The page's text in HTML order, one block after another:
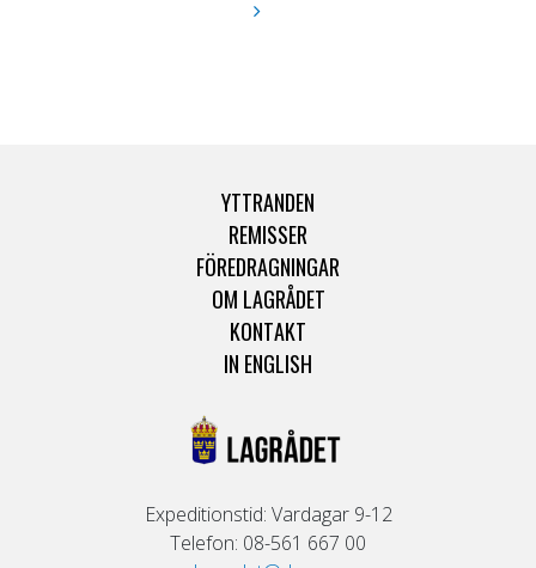
YTTRANDEN
REMISSER
FÖREDRAGNINGAR
OM LAGRÅDET
KONTAKT
IN ENGLISH
Expeditionstid: Vardagar 9-12
Telefon: 08-561 667 00